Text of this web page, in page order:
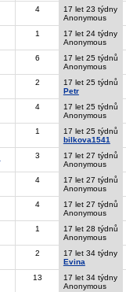
4
17 let 23 týdny
Anonymous
1
17 let 24 týdny
Anonymous
6
17 let 25 týdnů
Anonymous
2
17 let 25 týdnů
Petr
4
17 let 25 týdnů
Anonymous
1
17 let 25 týdnů
bilkova1541
3
17 let 27 týdnů
Anonymous
4
17 let 27 týdnů
Anonymous
4
17 let 27 týdnů
Anonymous
1
17 let 28 týdnů
Anonymous
2
17 let 34 týdny
Evina
13
17 let 34 týdny
Anonymous